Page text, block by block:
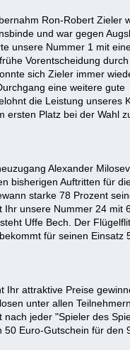
Ron-Robert Zieler
und war gegen
unsere Nummer 1 mit
Vorentscheidung durch
sich Zieler immer
eine weitere gute
die Leistung unseres
ersten Platz bei der Wahl
Alexander
bisherigen Auftritten für
starke 78 Prozent
Ihr unsere Nummer 24 mit
Uffe Bech. Der
für seinen Einsatz
Ihr attraktive Preise
unter allen
jeder "Spieler des
50 Euro-Gutschein für den